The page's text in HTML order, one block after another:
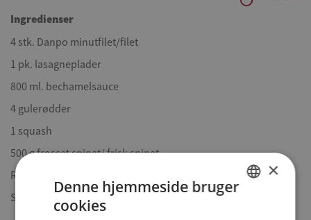
Ingredienser
4 stk. Danpo minutfilet/filet
1 pk. lasagneplader
800 ml. bechamelsauce
4 gulerødder
1 squash
500 g frosset spinat/ frisk spinat
Revet ost
Salt og peber
×
Denne hjemmeside bruger
cookies